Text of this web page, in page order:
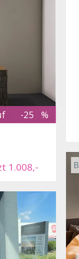
-25
1.008,- B